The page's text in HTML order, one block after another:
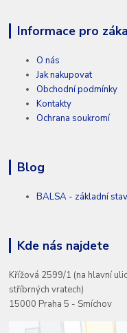
Informace pro
O nás
Jak nakupovat
Obchodní podmínky
Kontakty
Ochrana soukromí
Blog
BALSA - základní
Kde nás najdete
Křížová 2599/1 (na hlavní
stříbrných vratech)
15000 Praha 5 - Smíchov